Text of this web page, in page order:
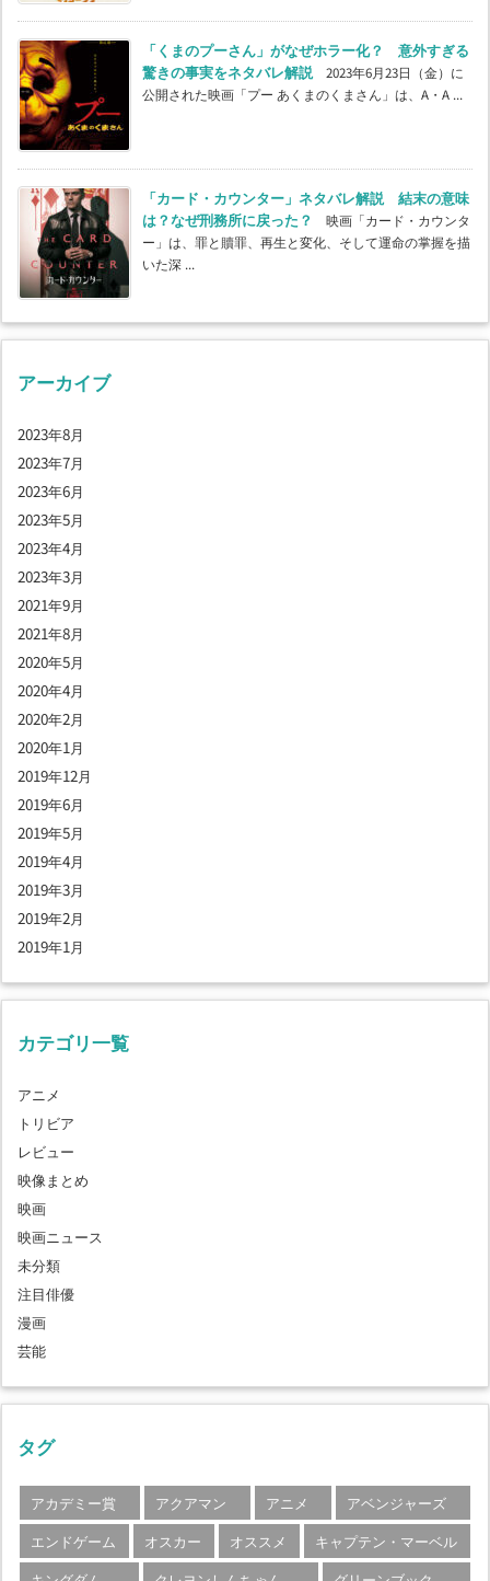
「くまのプーさん」がなぜホラー化？ 意外すぎる
驚きの事実をネタバレ解説2023年6月23日（金）に
公開された映画「プー あくまのくまさん」は、A・A ...
「カード・カウンター」ネタバレ解説 結末の意味
は？なぜ刑務所に戻った？
映画「カード・カウンタ
ー」は、罪と贖罪、再生と変化、そして運命の掌握を描
いた深 ...
アーカイブ
2023年8月
2023年7月
2023年6月
2023年5月
2023年4月
2023年3月
2021年9月
2021年8月
2020年5月
2020年4月
2020年2月
2020年1月
2019年12月
2019年6月
2019年5月
2019年4月
2019年3月
2019年2月
2019年1月
カテゴリ一覧
アニメ
トリビア
レビュー
映像まとめ
映画
映画ニュース
未分類
注目俳優
漫画
芸能
タグ
アカデミー賞 アクアマン アニメ
アベンジャーズ
エンドゲーム
オスカー オススメ
キャプテン・マーベル